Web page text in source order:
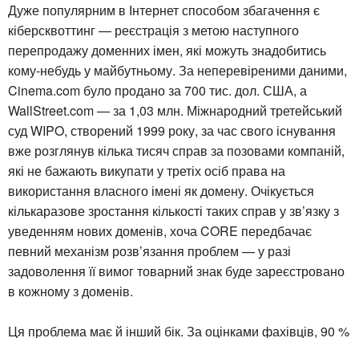
Дуже популярним в Інтернет способом збагачення є
кіберсквоттинг — реєстрація з метою наступного
перепродажу доменних імен, які можуть знадобитись
кому-небудь у майбутньому. За неперевіреними даними,
Cinema.com було продано за 700 тис. дол. США, а
WallStreet.com — за 1,03 млн. Міжнародний третейський
суд WIPO, створений 1999 року, за час свого існування
вже розглянув кілька тисяч справ за позовами компаній,
які не бажають викупати у третіх осіб права на
використання власного імені як домену. Очікується
кількаразове зростання кількості таких справ у зв’язку з
уведенням нових доменів, хоча CORE передбачає
певний механізм розв’язання проблем — у разі
задоволення її вимог товарний знак буде зареєстровано
в кожному з доменів.
Ця проблема має й інший бік. За оцінками фахівців, 90 %